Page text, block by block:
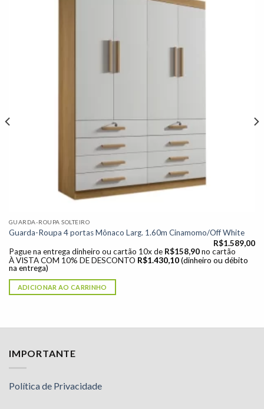
GUARDA-ROUPA SOLTEIRO
Guarda-Roupa 4 portas Mônaco Larg. 1.60m Cinamomo/Off White
R$1.589,00
Pague na entrega dinheiro ou cartão 10x de R$158,90 no cartão
À VISTA COM 10% DE DESCONTO R$1.430,10 (dinheiro ou débito
na entrega)
ADICIONAR AO CARRINHO
IMPORTANTE
Política de Privacidade